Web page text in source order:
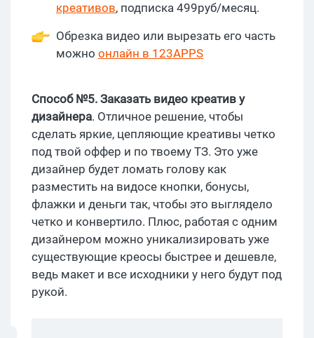
креативов, подписка 499руб/месяц.
Обрезка видео или вырезать его часть
можно онлайн в 123APPS
Способ №5. Заказать видео креатив у
дизайнера. Отличное решение, чтобы
сделать яркие, цепляющие креативы четко
под твой оффер и по твоему ТЗ. Это уже
дизайнер будет ломать голову как
разместить на видосе кнопки, бонусы,
флажки и деньги так, чтобы это выглядело
четко и конвертило. Плюс, работая с одним
дизайнером можно уникализировать уже
существующие креосы быстрее и дешевле,
ведь макет и все исходники у него будут под
рукой.